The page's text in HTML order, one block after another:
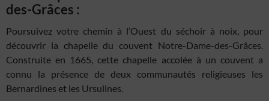
des-Grâces :
Poursuivez votre chemin à l’Ouest du séchoir à noix, pour
découvrir la chapelle du couvent Notre-Dame-des-Grâces.
Construite en 1665, cette chapelle accolée à un couvent a
connu la présence de deux communautés religieuses les
Bernardines et les Ursulines.